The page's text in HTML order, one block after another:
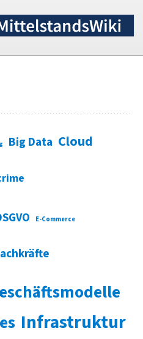
Big Data Cloud
E-Commerce
Infrastruktur